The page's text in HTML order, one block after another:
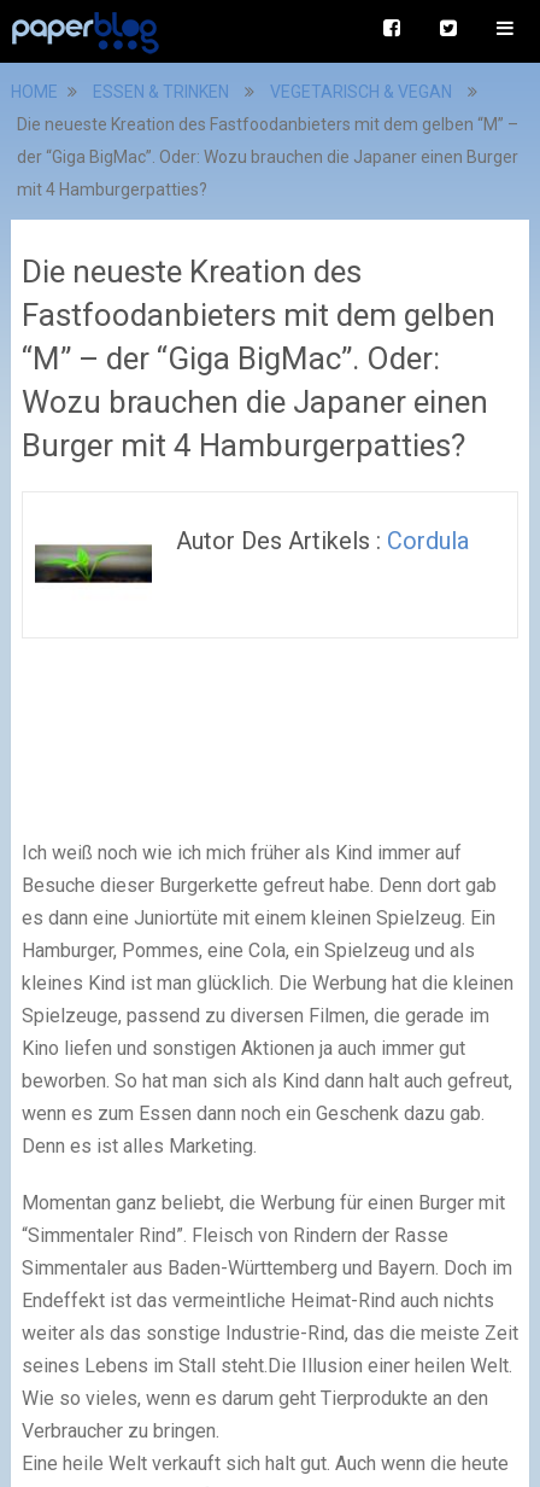
HOME ESSEN & TRINKEN
VEGETARISCH & VEGAN
Die neueste Kreation des Fastfoodanbieters mit dem gelben “M” –
der “Giga BigMac”. Oder: Wozu brauchen die Japaner einen Burger
mit 4 Hamburgerpatties?
Die neueste Kreation des
Fastfoodanbieters mit dem gelben
“M” – der “Giga BigMac”. Oder:
Wozu brauchen die Japaner einen
Burger mit 4 Hamburgerpatties?
Autor Des Artikels : Cordula
Ich weiß noch wie ich mich früher als Kind immer auf
Besuche dieser Burgerkette gefreut habe. Denn dort gab
es dann eine Juniortüte mit einem kleinen Spielzeug. Ein
Hamburger, Pommes, eine Cola, ein Spielzeug und als
kleines Kind ist man glücklich. Die Werbung hat die kleinen
Spielzeuge, passend zu diversen Filmen, die gerade im
Kino liefen und sonstigen Aktionen ja auch immer gut
beworben. So hat man sich als Kind dann halt auch gefreut,
wenn es zum Essen dann noch ein Geschenk dazu gab.
Denn es ist alles Marketing.
Momentan ganz beliebt, die Werbung für einen Burger mit
“Simmentaler Rind”. Fleisch von Rindern der Rasse
Simmentaler aus Baden-Württemberg und Bayern. Doch im
Endeffekt ist das vermeintliche Heimat-Rind auch nichts
weiter als das sonstige Industrie-Rind, das die meiste Zeit
seines Lebens im Stall steht.Die Illusion einer heilen Welt.
Wie so vieles, wenn es darum geht Tierprodukte an den
Verbraucher zu bringen.
Eine heile Welt verkauft sich halt gut. Auch wenn die heute